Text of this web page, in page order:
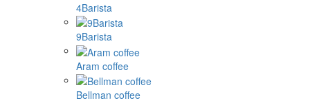
4Barista
9Barista
Aram coffee
Bellman coffee